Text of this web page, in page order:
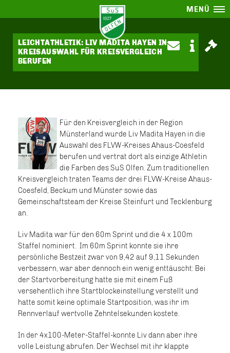
MENÜ
LEICHTATHLETIK: LIV MADITA HAYEN IN
KREISAUSWAHL FÜR KREISVERGLEICH
BERUFEN
Für den Kreisvergleich in der Region
Münsterland wurde Liv Madita Hayen in die
Auswahl des FLVW-Kreises Ahaus-Coesfeld
berufen und vertrat dort als einzige Athletin
die Farben des SuS Olfen. Zum traditionellen
Kreisvergleich traten Teams der drei FLVW-Kreise Ahaus-
Coesfeld, Beckum und Münster sowie das
Gemeinschaftsteam der Kreise Steinfurt und Tecklenburg
an.
Liv Madita war für den 60m Sprint und die 4 x 100m
Staffel nominiert. Im 60m Sprint konnte sie ihre
persönliche Bestzeit zwar von 9,42 auf 9,11 Sekunden
verbessern, war aber dennoch ein wenig enttäuscht: Bei
der Startvorbereitung hatte sie mit einem Fuß
versehentlich ihre Startblockeinstellung verstellt und
hatte somit keine optimale Startposition, was ihr im
Rennverlauf wertvolle Zehntelsekunden kostete.
In der 4x100-Meter-Staffel-konnte Liv dann aber ihre
volle Leistung abrufen. Der Wechsel mit ihr klappte